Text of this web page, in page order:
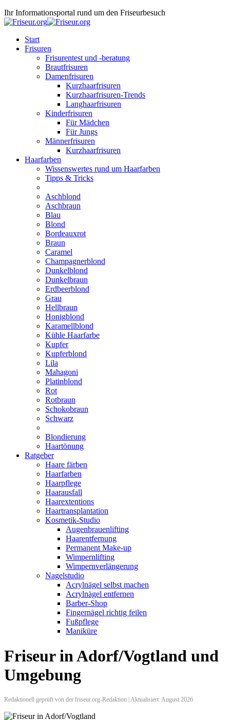
Ihr Informationsportal rund um den Friseurbesuch
Start
Frisuren
Frisurentest und -beratung
Brautfrisuren
Damenfrisuren
Kurzhaarfrisuren
Kurzhaarfrisuren-Trends
Langhaarfrisuren
Kinderfrisuren
Für Mädchen
Für Jungs
Männerfrisuren
Kurzhaarfrisuren
Haarfarben
Wissenswertes rund um Haarfarben
Tipps & Tricks
Aschblond
Aschbraun
Blau
Blond
Bordeauxrot
Braun
Caramel
Champagnerblond
Dunkelblond
Dunkelbraun
Erdbeerblond
Grau
Hellbraun
Honigblond
Karamellblond
Kühle Haarfarbe
Kupfer
Kupferblond
Lila
Mahagoni
Platinblond
Rot
Rotbraun
Schokobraun
Schwarz
Blondierung
Haartönung
Ratgeber
Haare färben
Haarfarben
Haarpflege
Haarausfall
Haarextentions
Haartransplantation
Kosmetik-Studio
Augenbrauenlifting
Haarentfernung
Permanent Make-up
Wimpernlifting
Wimpernverlängerung
Nagelstudio
Acrylnägel selbst machen
Acrylnägel entfernen
Barber-Shop
Fingernägel richtig feilen
Fußpflege
Maniküre
Friseur in Adorf/Vogtland und
Umgebung
Redaktionell geprüft von der friseur.org-Redaktion | Aktualisiert: August 2026